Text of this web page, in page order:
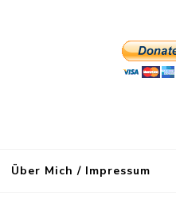
Über Mich / Impressum